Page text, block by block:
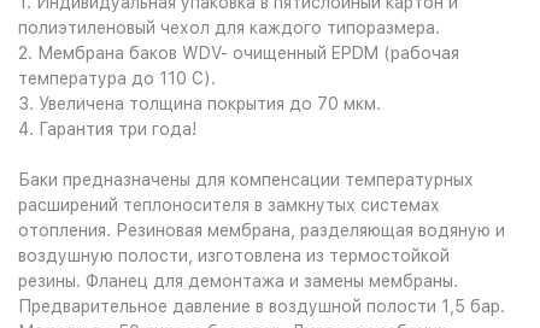
полиэтиленовый чехол для каждого типоразмера.
2. Мембрана баков WDV- очищенный EPDM (рабочая
температура до 110 С).
3. Увеличена толщина покрытия до 70 мкм.
4. Гарантия три года!
Баки предназначены для компенсации температурных
расширений теплоносителя в замкнутых системах
отопления. Резиновая мембрана, разделяющая водяную и
воздушную полости, изготовлена из термостойкой
резины. Фланец для демонтажа и замены мембраны.
Предварительное давление в воздушной полости 1,5 бар.